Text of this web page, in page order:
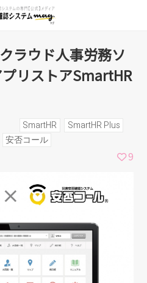
SmartHRの
SmartHR Plus
ラウド人事労務ソ
リストアSmartHR
SmartHR
SmartHR Plus
安否コール
9